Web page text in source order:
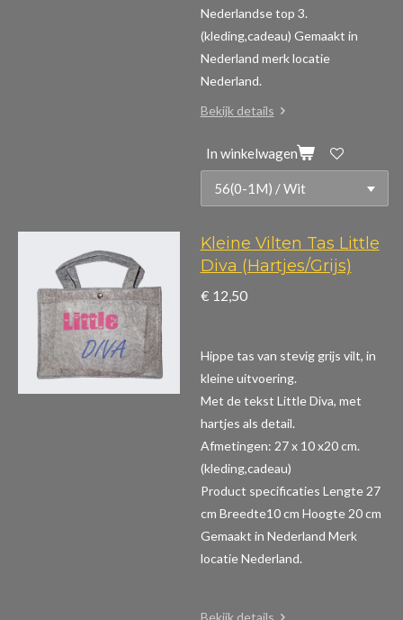
Nederlandse top 3.
(kleding,cadeau) Gemaakt in
Nederland merk locatie
Nederland.
Bekijk details
In winkelwagen
Kleine Vilten Tas Little
Diva (Hartjes/Grijs)
€ 12,50
Hippe tas van stevig grijs vilt, in
kleine uitvoering.
Met de tekst Little Diva, met
hartjes als detail.
Afmetingen: 27 x 10 x20 cm.
(kleding,cadeau)
Product specificaties Lengte 27
cm Breedte10 cm Hoogte 20 cm
Gemaakt in Nederland Merk
locatie Nederland.